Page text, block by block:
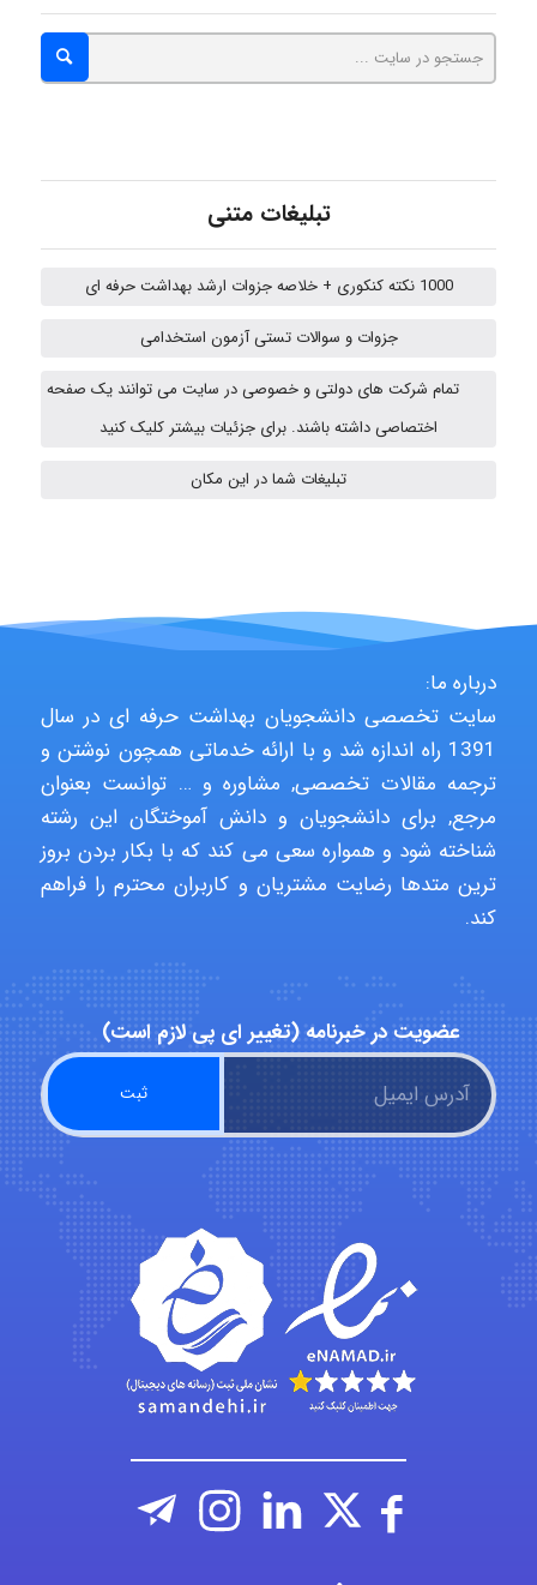
HaddadiMahsa
USER124
malekf
abolfazlkoshehe
A.balandeh
fatima
Jafar Tym
aghajari vahid
تبلیغات متنی
1000 نکته کنکوری + خلاصه جزوات ارشد بهداشت حرفه ای
جزوات و سوالات تستی آزمون استخدامی
تمام شرکت های دولتی و خصوصی در سایت می توانند یک صفحه
اختصاصی داشته باشند. برای جزئیات بیشتر کلیک کنید
تبلیغات شما در این مکان
درباره ما:
سایت تخصصی دانشجویان بهداشت حرفه ای در سال
1391 راه اندازه شد و با ارائه خدماتی همچون نوشتن و
ترجمه مقالات تخصصی, مشاوره و … توانست بعنوان
مرجع, برای دانشجویان و دانش آموختگان این رشته
شناخته شود و همواره سعی می کند که با بکار بردن بروز
ترین متدها رضایت مشتریان و کاربران محترم را فراهم
کند.
عضویت در خبرنامه (تغییر ای پی لازم است)